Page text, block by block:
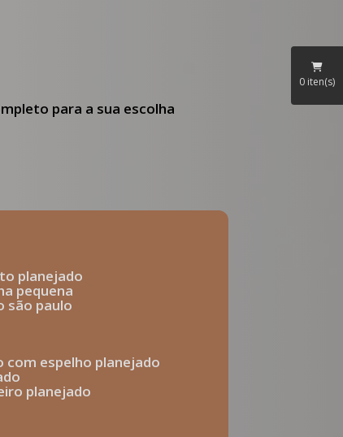
para a sua escolha
planejado
pequena
são paulo
com espelho planejado
planejado
0 iten(s)